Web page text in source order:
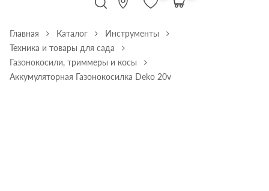
Главная Каталог
Инструменты
Техника и товары для сада
Газонокосили, триммеры и косы
Аккумуляторная Газонокосилка Deko 20v